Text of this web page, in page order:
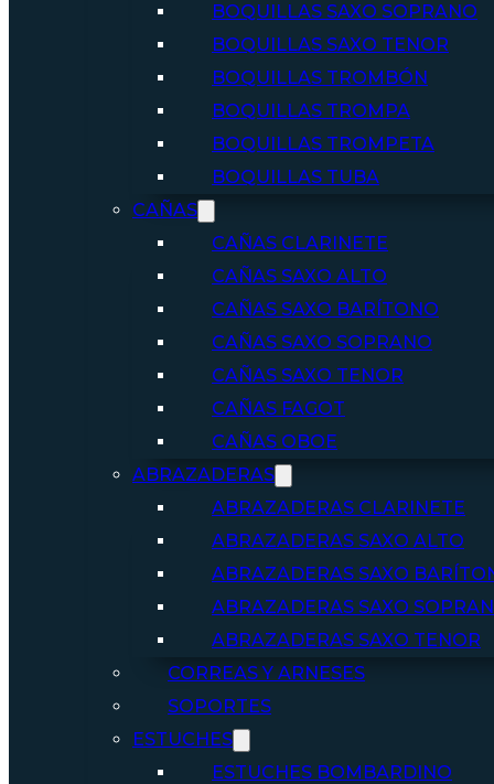
BOQUILLAS SAXO SOPRANO
BOQUILLAS SAXO TENOR
BOQUILLAS TROMBÓN
BOQUILLAS TROMPA
BOQUILLAS TROMPETA
BOQUILLAS TUBA
CAÑAS
CAÑAS CLARINETE
CAÑAS SAXO ALTO
CAÑAS SAXO BARÍTONO
CAÑAS SAXO SOPRANO
CAÑAS SAXO TENOR
CAÑAS FAGOT
CAÑAS OBOE
ABRAZADERAS
ABRAZADERAS CLARINETE
ABRAZADERAS SAXO ALTO
ABRAZADERAS SAXO
ABRAZADERAS SAXO
ABRAZADERAS SAXO TENOR
CORREAS Y ARNESES
SOPORTES
ESTUCHES
ESTUCHES BOMBARDINO